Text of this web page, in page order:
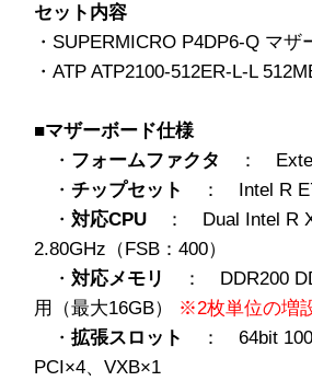
セット内容
・SUPERMICRO P4DP6-Q マザ
・ATP ATP2100-512ER-L-L
■マザーボード仕様
・ フォームファクタ
：
・ チップセット
： Intel R
・ 対応CPU ： Dual Intel R
2.80GHz（FSB：400）
・ 対応メモリ
： DDR200
用（最大16GB）
※2枚単位の増
・ 拡張スロット
： 64bit
PCI×4、VXB×1